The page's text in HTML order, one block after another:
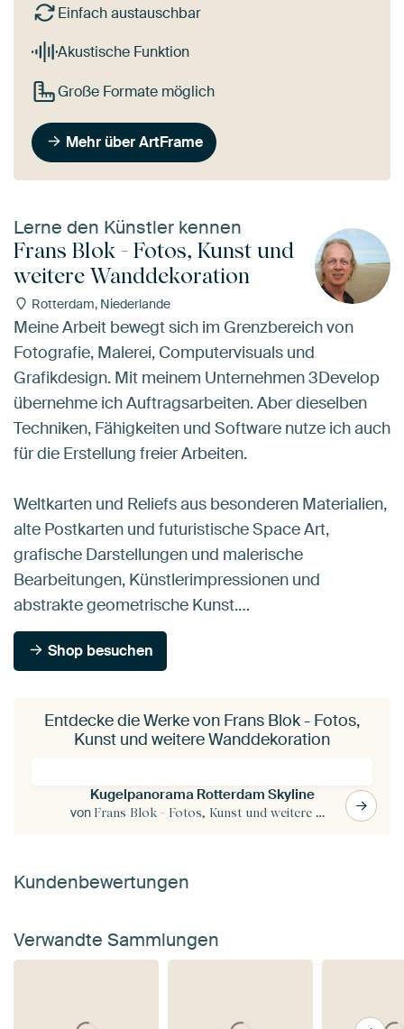
Einfach austauschbar
Akustische Funktion
Große Formate möglich
Mehr über ArtFrame
Lerne den Künstler kennen
Frans Blok - Fotos, Kunst und
weitere Wanddekoration
Rotterdam, Niederlande
Meine Arbeit bewegt sich im Grenzbereich von
Fotografie, Malerei, Computervisuals und
Grafikdesign. Mit meinem Unternehmen 3Develop
übernehme ich Auftragsarbeiten. Aber dieselben
Techniken, Fähigkeiten und Software nutze ich auch
für die Erstellung freier Arbeiten.
Weltkarten und Reliefs aus besonderen Materialien,
alte Postkarten und futuristische Space Art,
grafische Darstellungen und malerische
Bearbeitungen, Künstlerimpressionen und
abstrakte geometrische Kunst.…
Shop besuchen
Entdecke die Werke von Frans Blok - Fotos,
Kunst und weitere Wanddekoration
Kugelpanorama Rotterdam Skyline
von Frans Blok - Fotos, Kunst und weitere Wanddekoration
Kundenbewertungen
Verwandte Sammlungen